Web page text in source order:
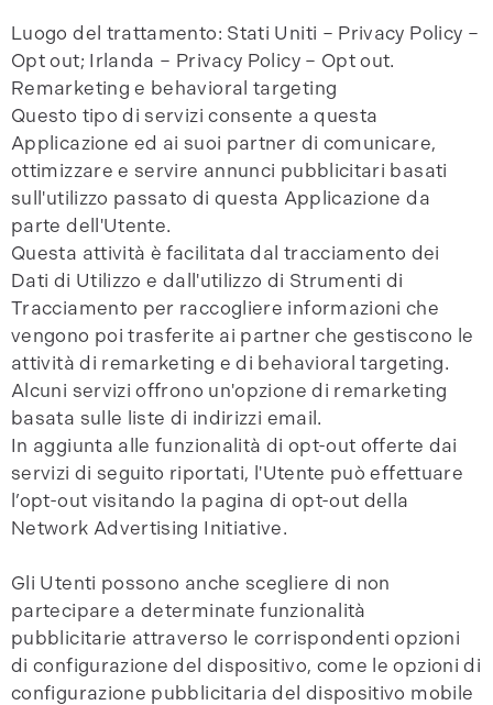
Luogo del trattamento: Stati Uniti – Privacy Policy –
Opt out; Irlanda – Privacy Policy – Opt out.
Remarketing e behavioral targeting
Questo tipo di servizi consente a questa
Applicazione ed ai suoi partner di comunicare,
ottimizzare e servire annunci pubblicitari basati
sull'utilizzo passato di questa Applicazione da
parte dell'Utente.
Questa attività è facilitata dal tracciamento dei
Dati di Utilizzo e dall'utilizzo di Strumenti di
Tracciamento per raccogliere informazioni che
vengono poi trasferite ai partner che gestiscono le
attività di remarketing e di behavioral targeting.
Alcuni servizi offrono un'opzione di remarketing
basata sulle liste di indirizzi email.
In aggiunta alle funzionalità di opt-out offerte dai
servizi di seguito riportati, l'Utente può effettuare
l’opt-out visitando la pagina di opt-out della
Network Advertising Initiative.
Gli Utenti possono anche scegliere di non
partecipare a determinate funzionalità
pubblicitarie attraverso le corrispondenti opzioni
di configurazione del dispositivo, come le opzioni di
configurazione pubblicitaria del dispositivo mobile